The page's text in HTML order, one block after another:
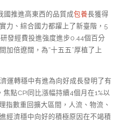
國推進高東西的品質成包養長獲得
力、綜合國力都躍上了新臺階，5
發經費投進強度進步0.44個百分
加倍遼闊，為“十五五”厚植了上
運轉穩中有進為向好成長發明了有
焦點CPI同比漲幅持續4個月在1%以
指數重回擴大區間，人流、物流、
經濟穩中向好的積極原因在不竭積